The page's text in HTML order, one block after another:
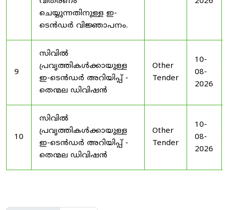
ചെയ്യുന്നതിനുള്ള ഇ-
ടെൻഡർ വിജ്ഞാപനം.
9
സിവിൽ
പ്രവൃത്തികൾക്കായുള്ള
ഇ-ടെൻഡർ അറിയിപ്പ് -
തെന്മല ഡിവിഷൻ
Other
Tender
10-
08-
2026
10
സിവിൽ
പ്രവൃത്തികൾക്കായുള്ള
ഇ-ടെൻഡർ അറിയിപ്പ് -
തെന്മല ഡിവിഷൻ
Other
Tender
10-
08-
2026